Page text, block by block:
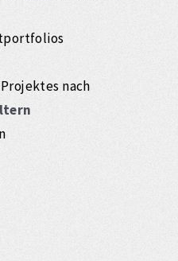
nach